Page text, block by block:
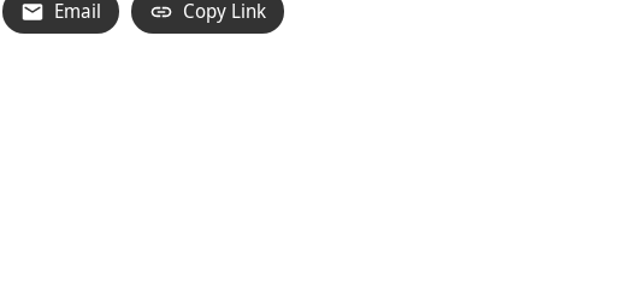
Email Copy Link